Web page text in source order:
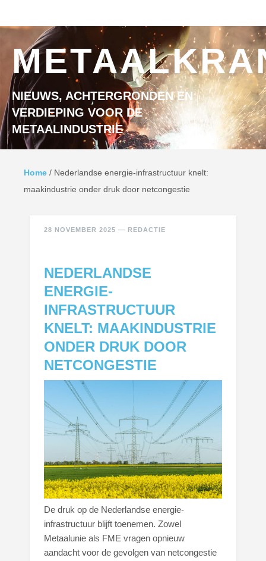
NIEUWS, ACHTERGRONDEN EN
VERDIEPING VOOR DE
METAALINDUSTRIE
Home / Nederlandse energie-infrastructuur knelt:
maakindustrie onder druk door netcongestie
28 NOVEMBER 2025 — REDACTIE
NEDERLANDSE
ENERGIE-
INFRASTRUCTUUR
KNELT: MAAKINDUSTRIE
ONDER DRUK DOOR
NETCONGESTIE
De druk op de Nederlandse energie-
infrastructuur blijft toenemen. Zowel
Metaalunie als FME vragen opnieuw
aandacht voor de gevolgen van netcongestie